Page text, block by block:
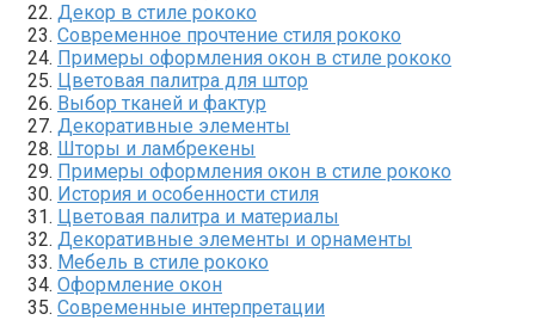
Декор в стиле рококо
Современное прочтение стиля рококо
Примеры оформления окон в стиле рококо
Цветовая палитра для штор
Выбор тканей и фактур
Декоративные элементы
Шторы и ламбрекены
Примеры оформления окон в стиле рококо
История и особенности стиля
Цветовая палитра и материалы
Декоративные элементы и орнаменты
Мебель в стиле рококо
Оформление окон
Современные интерпретации